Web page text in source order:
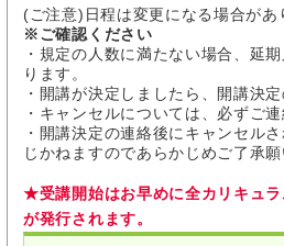
日程順
日程①
2026
日程② 日程③
①
6月16日
(火)
オンラ
イン
②
(火)
オンラ
イン
(ご注意)日程は変更になる場合があ
※ご確認ください
・規定の人数に満たない場合、延
ります。
・開講が決定しましたら、開講決
・キャンセルについては、必ずご連
・開講決定の連絡後にキャンセル
じかねますのであらかじめご了承願
★受講開始はお早めに全カリキュ
が発行されます。